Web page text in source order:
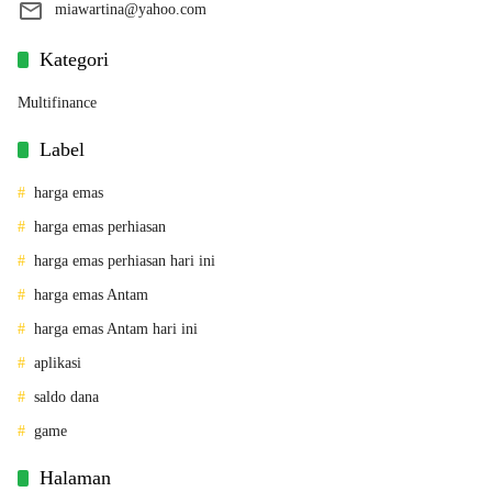
miawartina@yahoo.com
Kategori
Multifinance
Label
harga emas
harga emas perhiasan
harga emas perhiasan hari ini
harga emas Antam
harga emas Antam hari ini
aplikasi
saldo dana
game
Halaman